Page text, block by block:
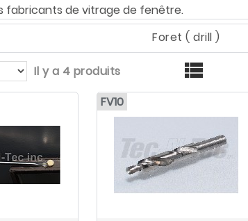
fabricants de vitrage de fenêtre.
Foret ( drill )
Il y a 4 produits 
FV10